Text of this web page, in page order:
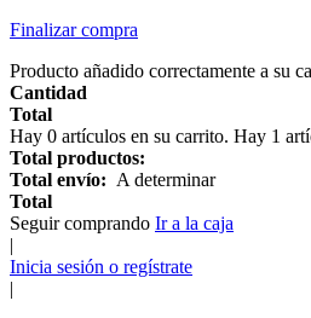
Finalizar compra
Producto añadido correctamente a su
Cantidad
Total
Hay 0 artículos en su carrito. Hay 1
Total productos:
Total envío: A determinar
Total
Seguir comprando Ir a la caja
|
Inicia sesión o regístrate
|